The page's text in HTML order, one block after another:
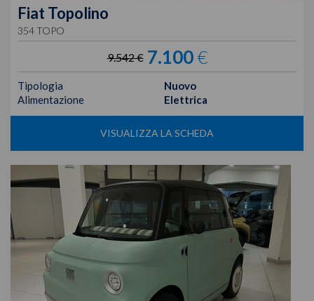
Fiat Topolino
354 TOPO
9.542 € 7.100€
Tipologia
Nuovo
Alimentazione
Elettrica
VISUALIZZA LA SCHEDA